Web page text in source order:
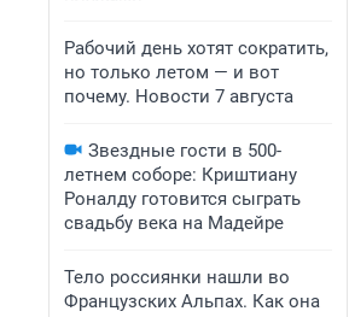
Рабочий день хотят сократить,
но только летом — и вот
почему. Новости 7 августа
Звездные гости в 500-
летнем соборе: Криштиану
Роналду готовится сыграть
свадьбу века на Мадейре
Тело россиянки нашли во
Французских Альпах. Как она